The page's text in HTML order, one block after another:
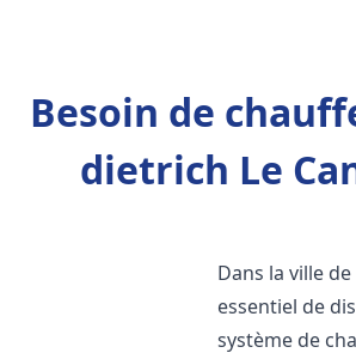
Besoin de
dietrich Le
Dans la ville de
essentiel de
système de